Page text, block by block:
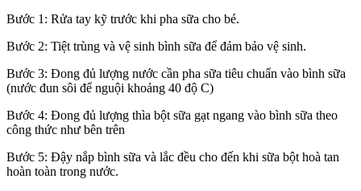
Bước 1: Rửa tay kỹ trước khi pha sữa cho bé.
Bước 2: Tiệt trùng và vệ sinh bình sữa để đảm bảo vệ sinh.
Bước 3: Đong đủ lượng nước cần pha sữa tiêu chuẩn vào bình sữa
(nước đun sôi để nguội khoảng 40 độ C)
Bước 4: Đong đủ lượng thìa bột sữa gạt ngang vào bình sữa theo
công thức như bên trên
Bước 5: Đậy nắp bình sữa và lắc đều cho đến khi sữa bột hoà tan
hoàn toàn trong nước.